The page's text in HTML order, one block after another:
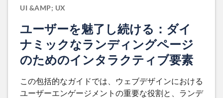
UI &AMP; UX
ユーザーを魅了し続ける：ダイ
ナミックなランディングページ
のためのインタラクティブ要素
この包括的なガイドでは、ウェブデザインにおける
ユーザーエンゲージメントの重要な役割と、ランデ